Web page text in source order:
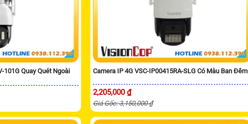
101G Quay Quét Ngoài
Camera IP 4G VSC-IP00415RA-SLG Có Màu Ban Đêm
2,205,000 ₫
Giá Gốc: 3,150,000 ₫